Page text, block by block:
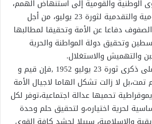
الوطنية والقومية إلى استنهاض الهمم،
واستلهام الروح القومية والتقدمية لثورة 23 يوليو، من أجل
دفاعا عن الأمة وتحقيقا لمطالبها
وتحقيق دولة المواطنة والحرية
والتهميش والاستغلال.
7.رغم مرور 69 سنة على ذكرى ثورة 23 يوليو 1952 ,فإن قيم و
لا زالت تشكل الهاما لاجيال الأمة
تحميها عدالة اجتماعية،توفر لكل
لحرية اختياره،و لتحقيق حلم وحدة